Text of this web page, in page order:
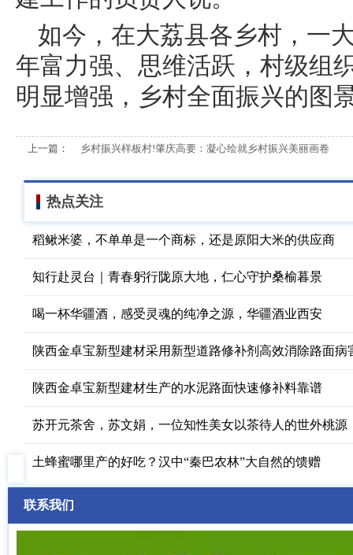
如今，在大荔县各乡村，一
年富力强、思维活跃，村级组
明显增强，乡村全面振兴的图
上一篇： 乡村振兴样板村!肇庆高要：凝心绘就乡村振兴美丽画卷
热点关注
稻鳅米婆，不单单是一个商标，还是原阳大米的供应商
知行赴灵台｜青春躬行陇原大地，仁心守护桑榆暮景
喝一杯华疆酒，感受灵魂的纯净之源，华疆酒业西安
陕西金卓宝新型建材采用新型道路修补剂高效消除路面病
陕西金卓宝新型建材生产的水泥路面快速修补料靠谱
苏开元茶舍，苏文娟，一位知性美女以茶待人的世外桃源
土蜂蜜哪里产的好吃？汉中“秦巴农林”大自然的馈赠
联系我们